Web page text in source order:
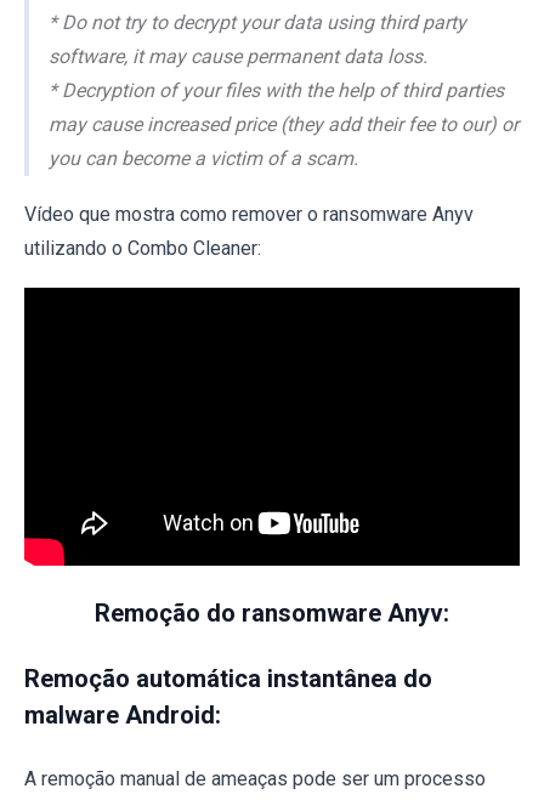
* Do not try to decrypt your data using third party
software, it may cause permanent data loss.
* Decryption of your files with the help of third parties
may cause increased price (they add their fee to our) or
you can become a victim of a scam.
Vídeo que mostra como remover o ransomware Anyv
utilizando o Combo Cleaner:
Remoção do ransomware Anyv:
Remoção automática instantânea do
malware Android:
A remoção manual de ameaças pode ser um processo